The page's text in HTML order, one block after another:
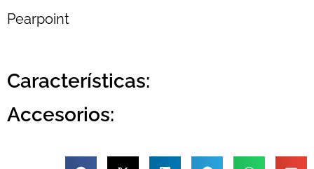
Pearpoint
Características:
Accesorios: